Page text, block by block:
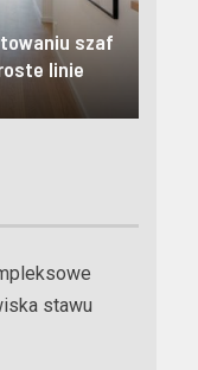
prestiżowy
w Tatrach
stawu